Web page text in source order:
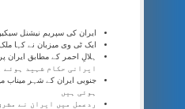
ایران کی سپریم نیشنل
ایک ٹی وی میزبان نے کہا ملک میں 40 روزہ سوگ کا آغاز ہو گیا ہے اور جلد از جلد ان کا جانشین
ایرانی حکام شہید ہوئے
ہوئی ہیں
ردعمل میں ایران نے